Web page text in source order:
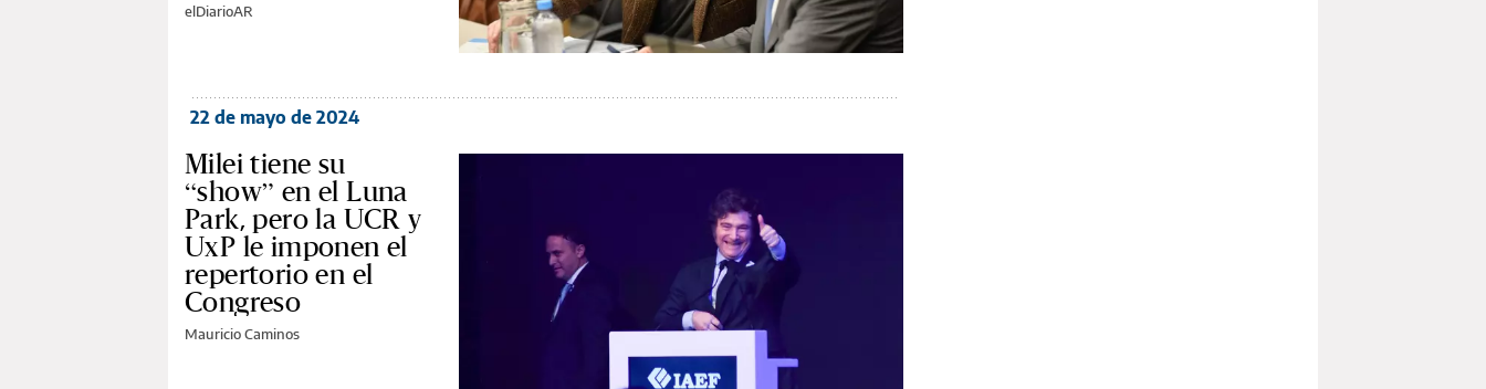
elDiarioAR
22 de mayo de 2024
Milei tiene su
“show” en el Luna
Park, pero la UCR y
UxP le imponen el
repertorio en el
Congreso
Mauricio Caminos